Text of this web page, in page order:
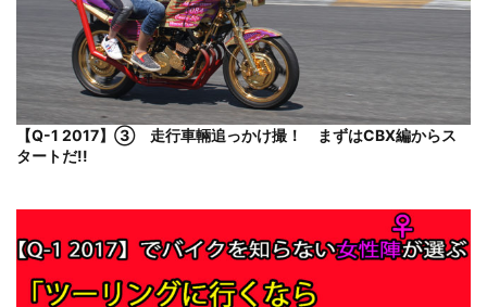
【Q-1 2017】③ 走行車輛追っかけ撮！ まずはCBX編からス
タートだ!!